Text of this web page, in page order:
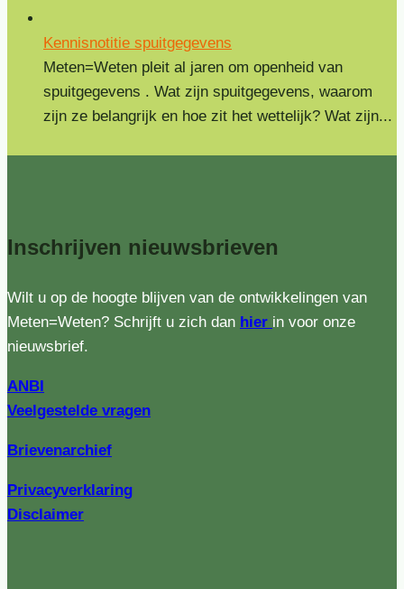
Kennisnotitie spuitgegevens
Meten=Weten pleit al jaren om openheid van
spuitgegevens . Wat zijn spuitgegevens, waarom
zijn ze belangrijk en hoe zit het wettelijk? Wat zijn...
Inschrijven nieuwsbrieven
Wilt u op de hoogte blijven van de ontwikkelingen van
Meten=Weten? Schrijft u zich dan hier in voor onze
nieuwsbrief.
ANBI
Veelgestelde vragen
Brievenarchief
Privacyverklaring
Disclaimer